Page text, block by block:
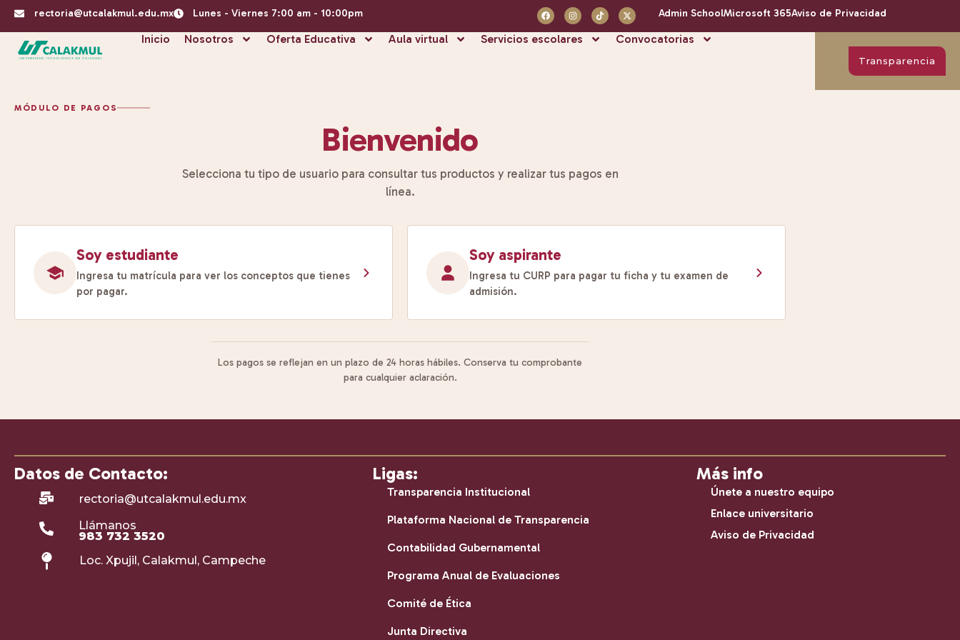
rectoria@utcalakmul.edu.mx Lunes - Viernes 7:00 am - 10:00pm Admin SchoolMicrosoft 365Aviso de Privacidad
Inicio Nosotros Oferta Educativa Aula virtual Servicios escolares Convocatorias
Transparencia
MÓDULO DE PAGOS
Bienvenido
Selecciona tu tipo de usuario para consultar tus productos y realizar tus pagos en
línea.
Soy estudiante
Ingresa tu matrícula para ver los conceptos que tienes
por pagar.
Soy aspirante
Ingresa tu CURP para pagar tu ficha y tu examen de
admisión.
Los pagos se reflejan en un plazo de 24 horas hábiles. Conserva tu comprobante
para cualquier aclaración.
Datos de Contacto:
rectoria@utcalakmul.edu.mx
Llámanos
983 732 3520
Loc. Xpujil, Calakmul, Campeche
Ligas:
Transparencia Institucional
Plataforma Nacional de Transparencia
Contabilidad Gubernamental
Programa Anual de Evaluaciones
Comité de Ética
Junta Directiva
Más info
Únete a nuestro equipo
Enlace universitario
Aviso de Privacidad